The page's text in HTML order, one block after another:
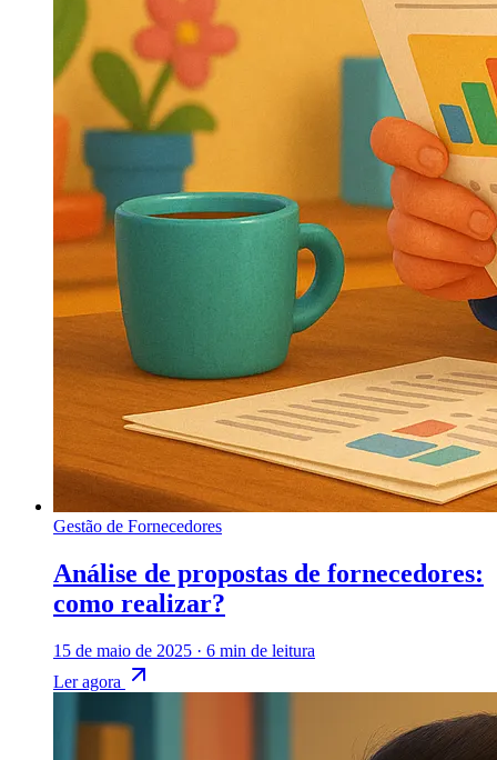
Gestão de Fornecedores
Análise de propostas de fornecedores:
como realizar?
15 de maio de 2025 · 6 min de leitura
Ler agora